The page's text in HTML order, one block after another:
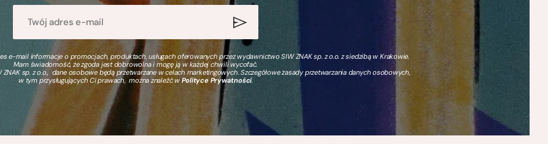
e-mail informacje o promocjach, produktach, usługach oferowanych przez wydawnictwo SIW ZNAK sp. z o.o. z siedzibą w Krakowie.
Mam świadomość, że zgoda jest dobrowolna i mogę ją w każdej chwili wycofać.
sp. z o.o., dane osobowe będą przetwarzane w celach marketingowych. Szczegółowe zasady przetwarzania danych osobowych,
w tym przysługujących Ci prawach, można znaleźć wPolityce Prywatności.